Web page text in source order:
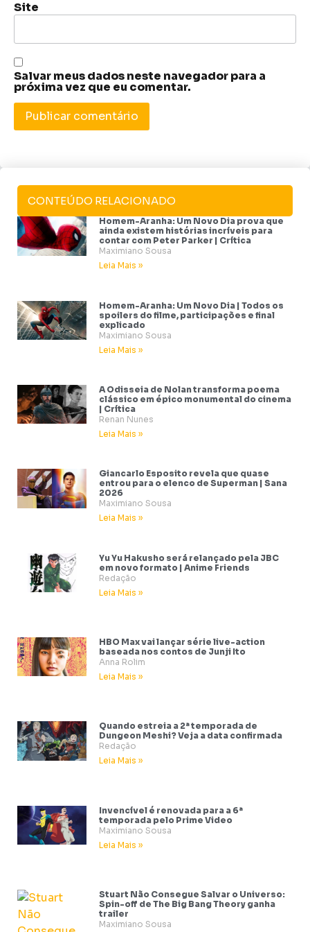
Site
Salvar meus dados neste navegador para a
próxima vez que eu comentar.
CONTEÚDO RELACIONADO
Homem-Aranha: Um Novo Dia prova que
ainda existem histórias incríveis para
contar com Peter Parker | Crítica
Maximiano Sousa
Leia Mais »
Homem-Aranha: Um Novo Dia | Todos os
spoilers do filme, participações e final
explicado
Maximiano Sousa
Leia Mais »
A Odisseia de Nolan transforma poema
clássico em épico monumental do cinema
| Crítica
Renan Nunes
Leia Mais »
Giancarlo Esposito revela que quase
entrou para o elenco de Superman | Sana
2026
Maximiano Sousa
Leia Mais »
Yu Yu Hakusho será relançado pela JBC
em novo formato | Anime Friends
Redação
Leia Mais »
HBO Max vai lançar série live-action
baseada nos contos de Junji Ito
Anna Rolim
Leia Mais »
Quando estreia a 2ª temporada de
Dungeon Meshi? Veja a data confirmada
Redação
Leia Mais »
Invencível é renovada para a 6ª
temporada pelo Prime Video
Maximiano Sousa
Leia Mais »
Stuart Não Consegue Salvar o Universo:
Spin-off de The Big Bang Theory ganha
trailer
Maximiano Sousa